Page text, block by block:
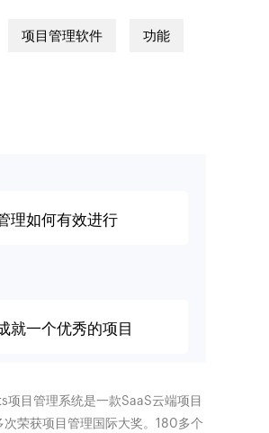
项目管理软件 功能
理如何有效进行
就一个优秀的项目
项目管理系统是一款SaaS云端项目
次荣获项目管理国际大奖。180多个